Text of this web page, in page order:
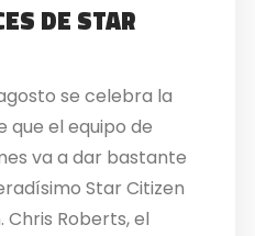
DE STAR
se celebra la
que el equipo de
va a dar bastante
Star Citizen
Roberts, el